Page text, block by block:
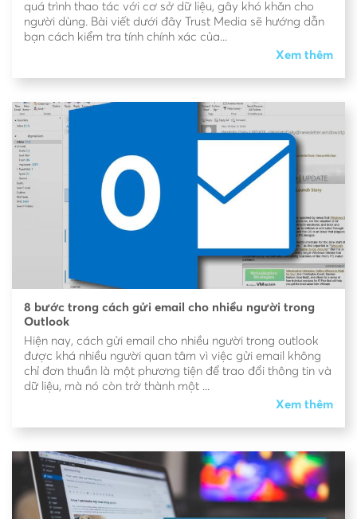
quá trình thao tác với cơ sở dữ liệu, gây khó khăn cho
người dùng. Bài viết dưới đây Trust Media sẽ hướng dẫn
bạn cách kiểm tra tính chính xác của...
Xem thêm
8 bước trong cách gửi email cho nhiều người trong
Outlook
Hiện nay, cách gửi email cho nhiều người trong outlook
được khá nhiều người quan tâm vì việc gửi email không
chỉ đơn thuần là một phương tiện để trao đổi thông tin và
dữ liệu, mà nó còn trở thành một ...
Xem thêm